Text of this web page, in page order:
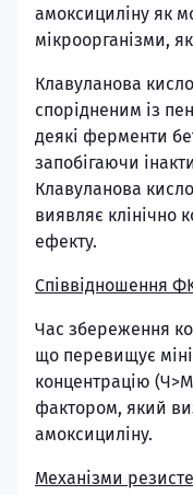
амоксициліну як
мікроорганізми,
Клавуланова
спорідненим із
деякі ферменти
запобігаючи
Клавуланова
виявляє клінічно
ефекту.
Співвідношення
Час збереження
що перевищує
концентрацію
фактором, який
амоксициліну.
Механізми